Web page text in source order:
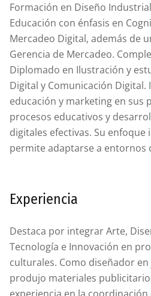
Formación en Diseño
Educación con énfasis en
Mercadeo Digital, además de
Gerencia de Mercadeo.
Diplomado en Ilustración y
Digital y Comunicación Digital.
educación y marketing en sus
procesos educativos y
digitales efectivas. Su
permite adaptarse a entornos
Experiencia
Destaca por integrar Arte,
Tecnología e Innovación en
culturales. Como diseñador
produjo materiales